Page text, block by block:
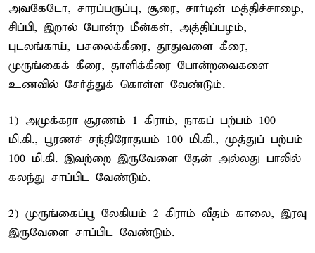
அவகேடோ, சாரப்பருப்பு, சூரை, சார்டின் மத்திச்சாழை,
சிப்பி, இறால் போன்ற மீன்கள், அத்திப்பழம்,
புடலங்காய், பசலைக்கீரை, தூதுவளை கீரை,
முருங்கைக் கீரை, தாளிக்கீரை போன்றவைகளை
உணவில் சேர்த்துக் கொள்ள வேண்டும்.
1) அமுக்கரா சூரணம் 1 கிராம், நாகப் பற்பம் 100
மி.கி., பூரணச் சந்திரோதயம் 100 மி.கி., முத்துப் பற்பம்
100 மி.கி. இவற்றை இருவேளை தேன் அல்லது பாலில்
கலந்து சாப்பிட வேண்டும்.
2) முருங்கைப்பூ லேகியம் 2 கிராம் வீதம் காலை, இரவு
இருவேளை சாப்பிட வேண்டும்.